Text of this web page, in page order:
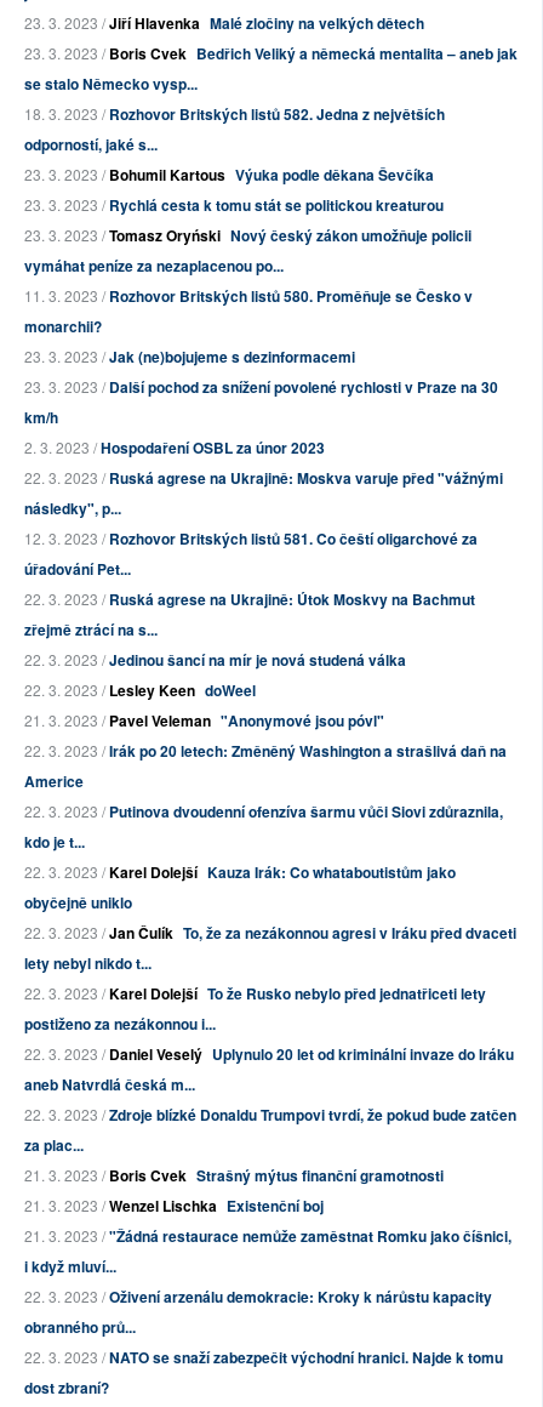
23. 3. 2023 /Jiří Hlavenka Malé zločiny na velkých dětech
23. 3. 2023 /Boris Cvek Bedřich Veliký a německá mentalita – aneb jak
se stalo Německo vysp...
18. 3. 2023 /Rozhovor Britských listů 582. Jedna z největších
odporností, jaké s...
23. 3. 2023 /Bohumil Kartous Výuka podle děkana Ševčíka
23. 3. 2023 /Rychlá cesta k tomu stát se politickou kreaturou
23. 3. 2023 /Tomasz Oryński Nový český zákon umožňuje policii
vymáhat peníze za nezaplacenou po...
11. 3. 2023 /Rozhovor Britských listů 580. Proměňuje se Česko v
monarchii?
23. 3. 2023 /Jak (ne)bojujeme s dezinformacemi
23. 3. 2023 /Další pochod za snížení povolené rychlosti v Praze na 30
km/h
2. 3. 2023 /Hospodaření OSBL za únor 2023
22. 3. 2023 /Ruská agrese na Ukrajině: Moskva varuje před "vážnými
následky", p...
12. 3. 2023 /Rozhovor Britských listů 581. Co čeští oligarchové za
úřadování Pet...
22. 3. 2023 /Ruská agrese na Ukrajině: Útok Moskvy na Bachmut
zřejmě ztrácí na s...
22. 3. 2023 /Jedinou šancí na mír je nová studená válka
22. 3. 2023 /Lesley Keen doWeel
21. 3. 2023 /Pavel Veleman "Anonymové jsou póvl"
22. 3. 2023 /Irák po 20 letech: Změněný Washington a strašlivá daň na
Americe
22. 3. 2023 /Putinova dvoudenní ofenzíva šarmu vůči Siovi zdůraznila,
kdo je t...
22. 3. 2023 /Karel Dolejší Kauza Irák: Co whataboutistům jako
obyčejně uniklo
22. 3. 2023 /Jan Čulík To, že za nezákonnou agresi v Iráku před dvaceti
lety nebyl nikdo t...
22. 3. 2023 /Karel Dolejší To že Rusko nebylo před jednatřiceti lety
postiženo za nezákonnou i...
22. 3. 2023 /Daniel Veselý Uplynulo 20 let od kriminální invaze do Iráku
aneb Natvrdlá česká m...
22. 3. 2023 /Zdroje blízké Donaldu Trumpovi tvrdí, že pokud bude zatčen
za plac...
21. 3. 2023 /Boris Cvek Strašný mýtus finanční gramotnosti
21. 3. 2023 /Wenzel Lischka Existenční boj
21. 3. 2023 /"Žádná restaurace nemůže zaměstnat Romku jako číšnici,
i když mluví...
22. 3. 2023 /Oživení arzenálu demokracie: Kroky k nárůstu kapacity
obranného prů...
22. 3. 2023 /NATO se snaží zabezpečit východní hranici. Najde k tomu
dost zbraní?